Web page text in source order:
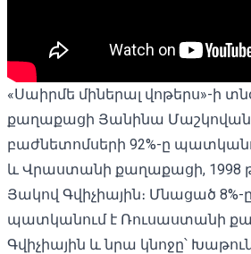
«Սաիրմե միներալ վոթերս»-ի
քաղաքացի Յանինա Մաշկովան
բաժնետոմսերի 92%-ը
և Վրաստանի քաղաքացի, 1998
Յակով Գվիչիային։ Մնացած 8%-
պատկանում է Ռուսաստանի
Գվիչիային և նրա կնոջը՝